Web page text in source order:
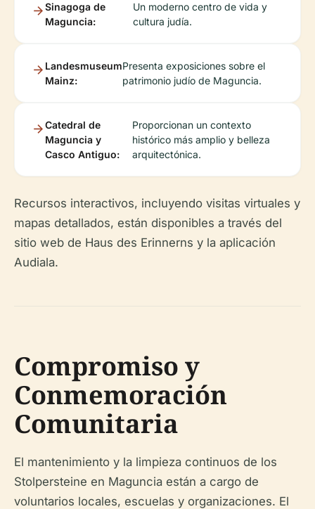
Sinagoga de
Maguncia:
Un moderno centro de vida y
cultura judía.
Landesmuseum
Mainz:
Presenta exposiciones sobre el
patrimonio judío de Maguncia.
Catedral de
Maguncia y
Casco Antiguo:
Proporcionan un contexto
histórico más amplio y belleza
arquitectónica.
Recursos interactivos, incluyendo visitas virtuales y
mapas detallados, están disponibles a través del
sitio web de Haus des Erinnerns y la aplicación
Audiala.
Compromiso y
Conmemoración
Comunitaria
El mantenimiento y la limpieza continuos de los
Stolpersteine en Maguncia están a cargo de
voluntarios locales, escuelas y organizaciones. El